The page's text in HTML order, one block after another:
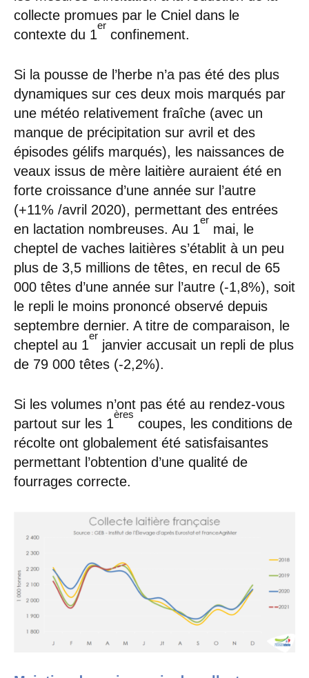
collecte promues par le Cniel dans le
contexte du 1
er
confinement.
Si la pousse de l’herbe n’a pas été des plus
dynamiques sur ces deux mois marqués par
une météo relativement fraîche (avec un
manque de précipitation sur avril et des
épisodes gélifs marqués), les naissances de
veaux issus de mère laitière auraient été en
forte croissance d’une année sur l’autre
(+11% /avril 2020), permettant des entrées
en lactation nombreuses. Au 1
er
mai, le
cheptel de vaches laitières s’établit à un peu
plus de 3,5 millions de têtes, en recul de 65
000 têtes d’une année sur l’autre (-1,8%), soit
le repli le moins prononcé observé depuis
septembre dernier. A titre de comparaison, le
cheptel au 1
er
janvier accusait un repli de plus
de 79 000 têtes (-2,2%).
Si les volumes n’ont pas été au rendez-vous
partout sur les 1
ères
coupes, les conditions de
récolte ont globalement été satisfaisantes
permettant l’obtention d’une qualité de
fourrages correcte.